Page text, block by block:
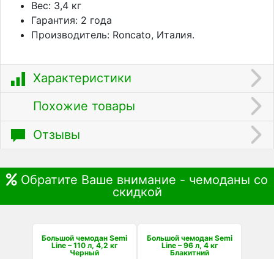
Вес: 3,4 кг
Гарантия: 2 года
Производитель: Roncato, Италия.
Характеристики
Похожие товары
Отзывы
Обратите Ваше внимание - чемоданы со
скидкой
Большой чемодан Semi
Line – 110 л, 4,2 кг
Черный
Большой чемодан Semi
Line – 96 л, 4 кг
Блакитний